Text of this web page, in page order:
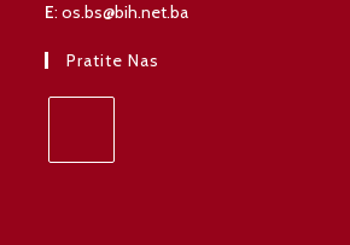
E: os.bs@bih.net.ba
Pratite Nas